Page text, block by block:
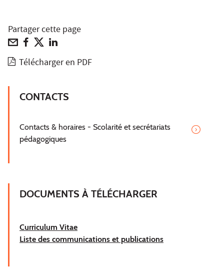
Partager cette page
Télécharger en PDF
CONTACTS
Contacts & horaires - Scolarité et secrétariats
pédagogiques
DOCUMENTS À TÉLÉCHARGER
Curriculum Vitae
Liste des communications et publications